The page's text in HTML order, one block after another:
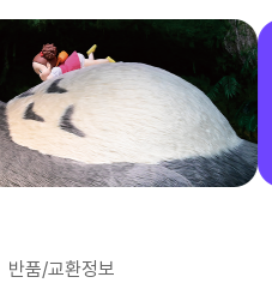
반품/교환정보